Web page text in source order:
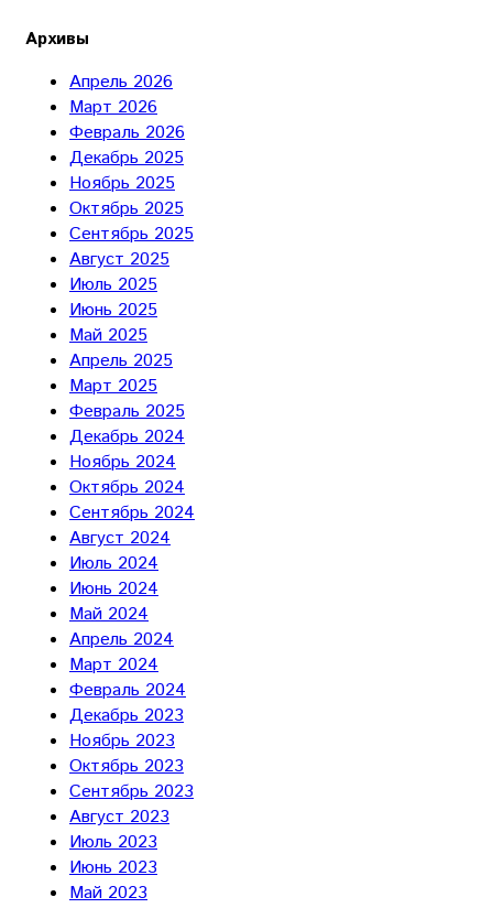
Архивы
Апрель 2026
Март 2026
Февраль 2026
Декабрь 2025
Ноябрь 2025
Октябрь 2025
Сентябрь 2025
Август 2025
Июль 2025
Июнь 2025
Май 2025
Апрель 2025
Март 2025
Февраль 2025
Декабрь 2024
Ноябрь 2024
Октябрь 2024
Сентябрь 2024
Август 2024
Июль 2024
Июнь 2024
Май 2024
Апрель 2024
Март 2024
Февраль 2024
Декабрь 2023
Ноябрь 2023
Октябрь 2023
Сентябрь 2023
Август 2023
Июль 2023
Июнь 2023
Май 2023